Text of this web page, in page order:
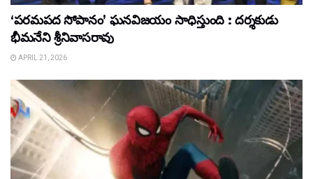
‘పరమపద సోపానం’ ఘనవిజయం సాధిస్తుంది : దర్శకుడు
భీమనేని శ్రీనివాసరావు
APRIL 21, 2026